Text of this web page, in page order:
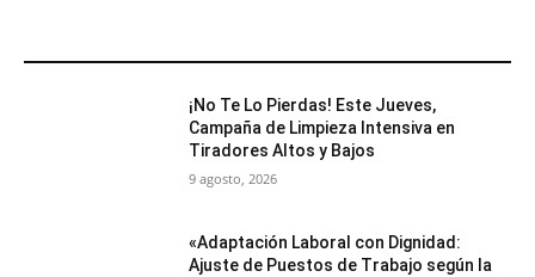
¡No Te Lo Pierdas! Este Jueves,
Campaña de Limpieza Intensiva en
Tiradores Altos y Bajos
9 agosto, 2026
«Adaptación Laboral con Dignidad:
Ajuste de Puestos de Trabajo según la